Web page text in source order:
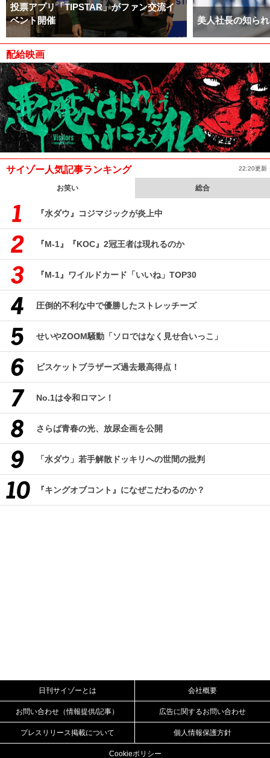
投票アプリ「TIPSTAR」がファン交流イ
ベント開催
美人社長の知ら
配給映画
サイゾー人気記事ランキング 22:20更新
お笑い 総合
『水ダウ』コジマジックが炎上中
『M-1』『KOC』2冠王者は現れるのか
『M-1』ワイルドカード「いいね」TOP30
圧倒的不利な中で優勝したストレッチーズ
せいやZOOM騒動「ソロではなく見せ合いっこ」
ビスケットブラザーズ過去最高得点！
No.1は令和ロマン！
さらば青春の光、放尿企画を公開
「水ダウ」若手解散ドッキリへの世間の批判
『キングオブコント』になぜこだわるのか？
日刊サイゾーとは 会社概要
お問い合わせ（情報提供/記事） 広告に関するお問い合わせ
プレスリリース掲載について 個人情報保護方針
Cookieポリシー